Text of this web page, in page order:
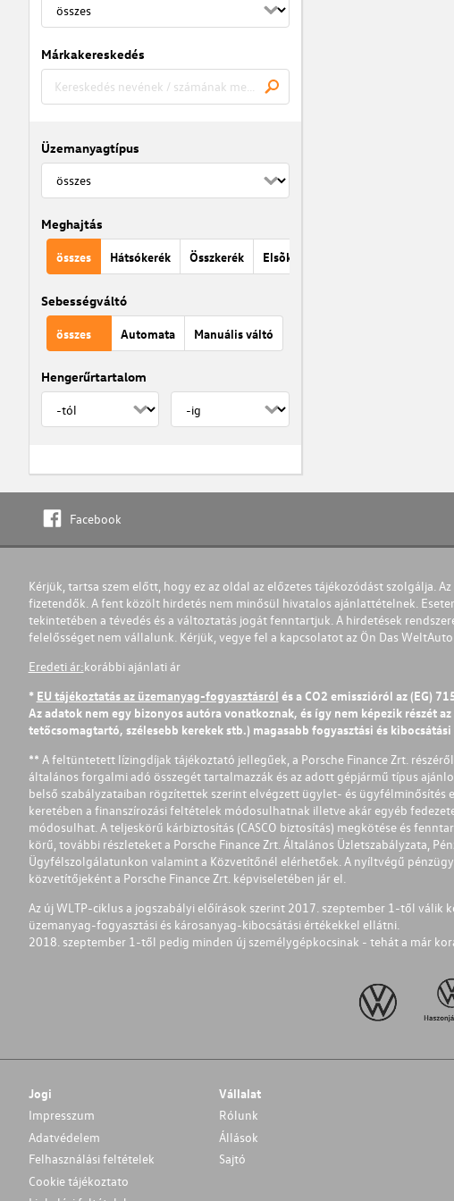
Márkakereskedés
Üzemanyagtípus
Meghajtás
összes Hátsókerék Összkerék Elsõkerék
Sebességváltó
összes Automata Manuális váltó
Hengerűrtartalom
Facebook
Kérjük, tartsa szem előtt, hogy ez az oldal az előzetes tájékozódást szolgálja.
fizetendők. A fent közölt hirdetés nem minősül hivatalos ajánlattételnek.
tekintetében a tévedés és a változtatás jogát fenntartjuk. A hirdetések
felelősséget nem vállalunk. Kérjük, vegye fel a kapcsolatot az Ön Das
Eredeti ár:korábbi ajánlati ár
* EU tájékoztatás az üzemanyag-fogyasztásról és a CO2 emisszióról az (EG)
Az adatok nem egy bizonyos autóra vonatkoznak, és így nem képezik részét
tetőcsomagtartó, szélesebb kerekek stb.) magasabb fogyasztási és
** A feltüntetett lízingdíjak tájékoztató jellegűek, a Porsche Finance Zrt.
általános forgalmi adó összegét tartalmazzák és az adott gépjármű típus
belső szabályzataiban rögzítettek szerint elvégzett ügylet- és
keretében a finanszírozási feltételek módosulhatnak illetve akár egyéb
módosulhat. A teljeskörű kárbiztosítás (CASCO biztosítás) megkötése és
körű, további részleteket a Porsche Finance Zrt. Általános Üzletszabályzata,
Ügyfélszolgálatunkon valamint a Közvetítőnél elérhetőek. A nyíltvégű
közvetítőjeként a Porsche Finance Zrt. képviseletében jár el.
Az új WLTP-ciklus a jogszabályi előírások szerint 2017. szeptember 1-től
üzemanyag-fogyasztási és károsanyag-kibocsátási értékekkel ellátni.
2018. szeptember 1-től pedig minden új személygépkocsinak - tehát a már
Jogi
Impresszum
Adatvédelem
Felhasználási feltételek
Cookie tájékoztato
Vállalat
Rólunk
Állások
Sajtó